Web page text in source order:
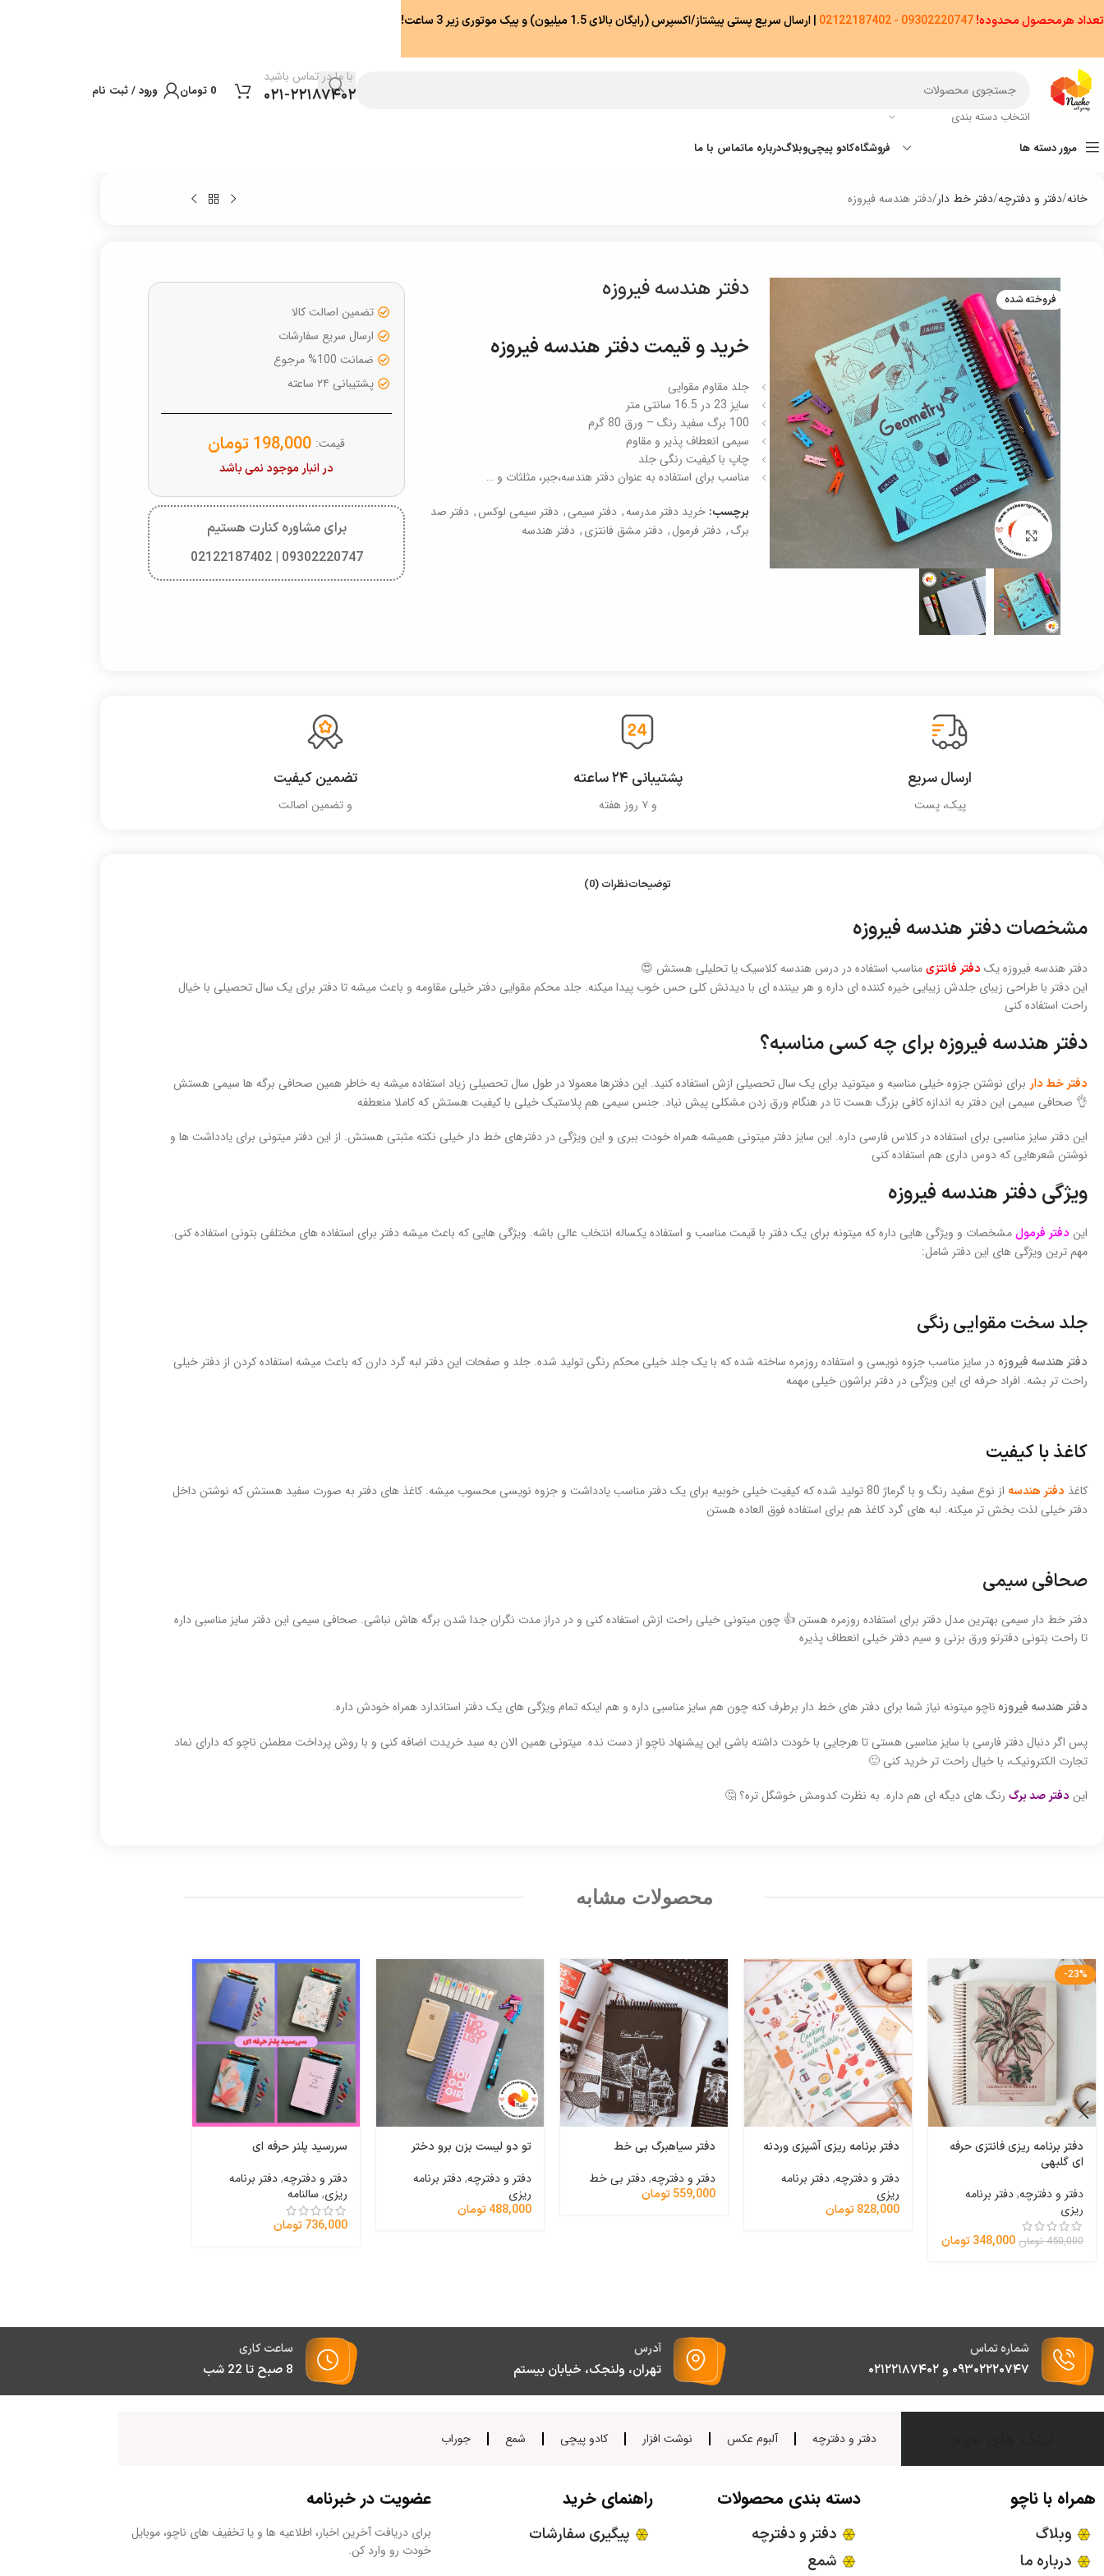
انتخاب دسته بندی
با ما در تماس باشید
۰۲۱-۲۲۱۸۷۴۰۲ 0 تومان ورود / ثبت نام
مرور دسته ها فروشگاهکادو پیچیوبلاگدرباره ماتماس با ما
خانه دفتر و دفترچه دفتر خط دار دفتر هندسه فیروزه
فروخته شده
برای بزرگنمایی کلیک کنید
دفتر هندسه فیروزه
خرید و قیمت دفتر هندسه فیروزه
جلد مقاوم مقوایی
سایز 23 در 16.5 سانتی متر
100 برگ سفید رنگ – ورق 80 گرم
سیمی انعطاف پذیر و مقاوم
چاپ با کیفیت رنگی جلد
مناسب برای استفاده به عنوان دفتر هندسه،‌جبر، مثلثات و …
برچسب: خرید دفتر مدرسه, دفتر سیمی, دفتر سیمی لوکس, دفتر صد
برگ, دفتر فرمول, دفتر مشق فانتزی, دفتر هندسه
تضمین اصالت کالا
ارسال سریع سفارشات
ضمانت 100% مرجوع
پشتیبانی ۲۴ ساعته
قیمت: 198,000 تومان
در انبار موجود نمی باشد
برای مشاوره کنارت هستیم
09302220747 | 02122187402
ارسال سریع
پیک، پست
پشتیبانی ۲۴ ساعته
و ۷ روز هفته
تضمین کیفیت
و تضمین اصالت
توضیحاتنظرات (0)
مشخصات دفتر هندسه فیروزه
دفتر هندسه فیروزه یک دفتر فانتزیمناسب استفاده در درس هندسه کلاسیک یا تحلیلی هستش 😍
این دفتر با طراحی زیبای جلدش زیبایی خیره کننده ای داره و هر بیننده ای با دیدنش کلی حس خوب پیدا میکنه. جلد محکم مقوایی دفتر خیلی مقاومه و باعث میشه تا دفتر برای یک سال تحصیلی با خیال
راحت استفاده کنی
دفتر هندسه فیروزه برای چه کسی مناسبه؟
دفتر خط دار برای نوشتن جزوه خیلی مناسبه و میتونید برای یک سال تحصیلی ازش استفاده کنید. این دفترها معمولا در طول سال تحصیلی زیاد استفاده میشه به خاطر همین صحافی برگه ها سیمی هستش
👌 صحافی سیمی این دفتر به اندازه کافی بزرگ هست تا در هنگام ورق زدن مشکلی پیش نیاد. جنس سیمی هم پلاستیک خیلی با کیفیت هستش که کاملا منعطفه
این دفتر سایز مناسبی برای استفاده در کلاس فارسی داره. این سایز دفتر میتونی همیشه همراه خودت ببری و این ویژگی در دفترهای خط دار خیلی نکته مثبتی هستش. از این دفتر میتونی برای یادداشت ها و
نوشتن شعرهایی که دوس داری هم استفاده کنی
ویژگی دفتر هندسه فیروزه
این دفتر فرمولمشخصات و ویژگی هایی داره که میتونه برای یک دفتر با قیمت مناسب و استفاده یکساله انتخاب عالی باشه. ویژگی هایی که باعث میشه دفتر برای استفاده های مختلفی بتونی استفاده کنی.
مهم ترین ویژگی های این دفتر شامل:
جلد سخت مقوایی رنگی
دفتر هندسه فیروزهدر سایز مناسب جزوه نویسی و استفاده روزمره ساخته شده که با یک جلد خیلی محکم رنگی تولید شده. جلد و صفحات این دفتر لبه گرد دارن که باعث میشه استفاده کردن از دفتر خیلی
راحت تر بشه. افراد حرفه ای این ویژگی در دفتر براشون خیلی مهمه
کاغذ با کیفیت
کاغذ دفتر هندسه
از نوع سفید رنگ و با گرماژ 80 تولید شده که کیفیت خیلی خوبیه برای یک دفتر مناسب یادداشت و جزوه نویسی محسوب میشه. کاغذ های دفتر به صورت سفید هستش که نوشتن داخل
دفتر خیلی لذت بخش تر میکنه. لبه های گرد کاغذ هم برای استفاده فوق العاده هستن
صحافی سیمی
دفتر خط دار سیمی بهترین مدل دفتر برای استفاده روزمره هستن 👍 چون میتونی خیلی راحت ازش استفاده کنی و در دراز مدت نگران جدا شدن برگه هاش نباشی. صحافی سیمی این دفتر سایز مناسبی داره
تا راحت بتونی دفترتو ورق بزنی و سیم دفتر خیلی انعطاف پذیره
دفتر هندسه فیروزهناچو میتونه نیاز شما برای دفتر های خط دار برطرف کنه چون هم سایز مناسبی داره و هم اینکه تمام ویژگی های یک دفتر استاندارد همراه خودش داره.
پس اگر دنبال دفتر فارسی با سایز مناسبی هستی تا هرجایی با خودت داشته باشی این پیشنهاد ناچو از دست نده. میتونی همین الان به سبد خریدت اضافه کنی و با روش پرداخت مطمئن ناچو که دارای نماد
تجارت الکترونیک، با خیال راحت تر خرید کنی 🙂
این دفتر صد برگ رنگ های دیگه ای هم داره. به نظرت کدومش خوشگل تره؟ 🤔
محصولات مشابه
-23%
دفتر برنامه ریزی فانتزی حرفه
ای گلبهی
دفتر و دفترچه,دفتر برنامه
ریزی
450,000 تومان 348,000تومان
دفتر برنامه ریزی آشپزی وردنه
دفتر و دفترچه,دفتر برنامه
ریزی
828,000تومان
دفتر سیاهبرگ بی خط
دفتر و دفترچه,دفتر بی خط
559,000تومان
تو دو لیست بزن برو دختر
دفتر و دفترچه,دفتر برنامه
ریزی
488,000تومان
سررسید پلنر حرفه ای
دفتر و دفترچه,دفتر برنامه
ریزی, سالنامه
736,000تومان
شماره تماس
۰۹۳۰۲۲۲۰۷۴۷ و ۰۲۱۲۲۱۸۷۴۰۲
آدرس
تهران، ولنجک، خیابان بیستم
ساعت کاری
8 صبح تا 22 شب
دفتر و دفترچه آلبوم عکس نوشت افزار کادو پیچی شمع جوراب
همراه با ناچو
وبلاگ
درباره ما
دسته بندی محصولات
دفتر و دفترچه
شمع
راهنمای خرید
پیگیری سفارشات
عضویت در خبرنامه
برای دریافت آخرین اخبار، اطلاعیه ها و یا تخفیف های ناچو، موبایل
خودت رو وارد کن.
تعداد هرمحصول محدوده!09302220747 - 02122187402
|ارسال سریع پستی پیشتاز/اکسپرس (رایگان بالای 1.5 میلیون) و پیک موتوری زیر 3 ساعت!